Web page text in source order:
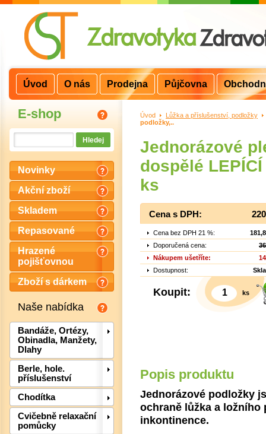
E-shop
Novinky
Akční zboží
Skladem
Repasované
Hrazené
pojišťovnou
Zboží s dárkem
Naše nabídka
Bandáže, Ortézy,
Obinadla, Manžety,
Dlahy
Berle, hole.
příslušenství
Chodítka
Cvičebně relaxační
pomůcky
Úvod > Lůžka a příslušenství, podložky >
podložky,..
Jednorázové
dospělé
ks
Cena s DPH:
Cena bez DPH 21 %:
Doporučená cena:
Nákupem ušetříte:
Dostupnost:
Koupit: ks
Popis produktu
Jednorázové podložky
ochraně lůžka a
inkontinence.
Úvod O nás Prodejna Půjčovna